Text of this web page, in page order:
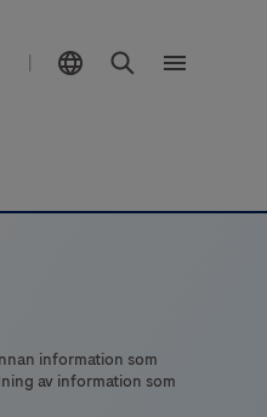
| Välj plats
information som
av information som